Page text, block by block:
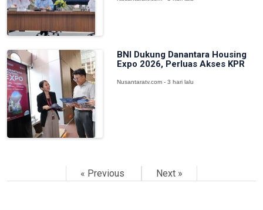
BNI Dukung Danantara Housing
Expo 2026, Perluas Akses KPR
Nusantaratv.com - 3 hari lalu
« Previous Next »